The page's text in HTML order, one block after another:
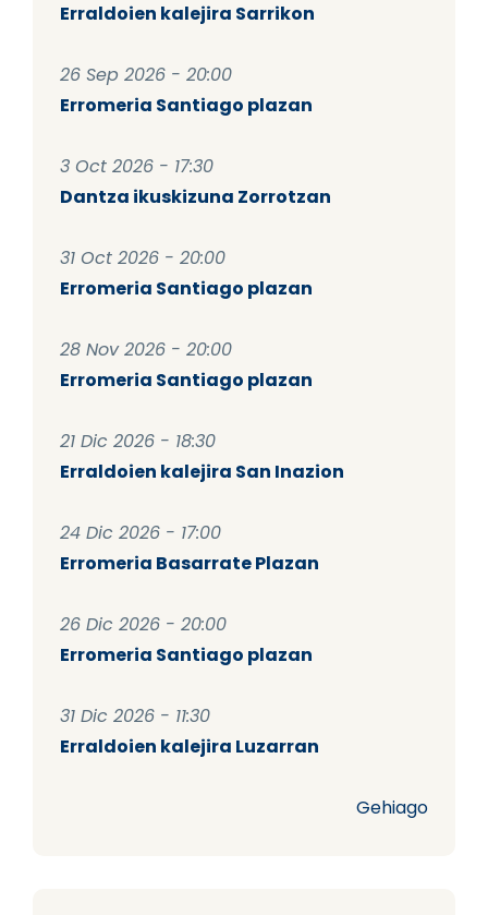
Erraldoien kalejira Sarrikon
26 Sep 2026 - 20:00
Erromeria Santiago plazan
3 Oct 2026 - 17:30
Dantza ikuskizuna Zorrotzan
31 Oct 2026 - 20:00
Erromeria Santiago plazan
28 Nov 2026 - 20:00
Erromeria Santiago plazan
21 Dic 2026 - 18:30
Erraldoien kalejira San Inazion
24 Dic 2026 - 17:00
Erromeria Basarrate Plazan
26 Dic 2026 - 20:00
Erromeria Santiago plazan
31 Dic 2026 - 11:30
Erraldoien kalejira Luzarran
Gehiago